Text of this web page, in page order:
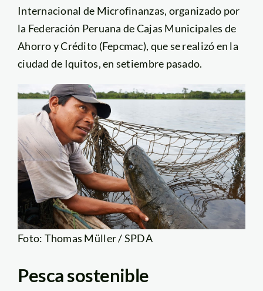
Internacional de Microfinanzas, organizado por
la Federación Peruana de Cajas Municipales de
Ahorro y Crédito (Fepcmac), que se realizó en la
ciudad de Iquitos, en setiembre pasado.
Foto: Thomas Müller / SPDA
Pesca sostenible